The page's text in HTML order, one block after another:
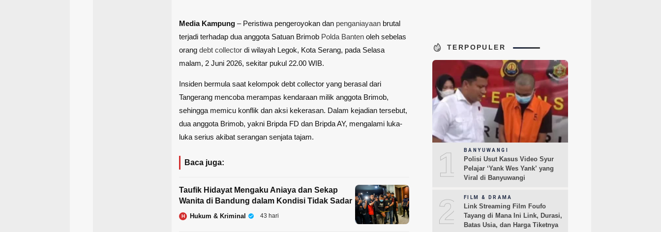
Media Kampung – Peristiwa pengeroyokan dan penganiayaan brutal
terjadi terhadap dua anggota Satuan Brimob Polda Banten oleh sebelas
orang debt collector di wilayah Legok, Kota Serang, pada Selasa
malam, 2 Juni 2026, sekitar pukul 22.00 WIB.
Insiden bermula saat kelompok debt collector yang berasal dari
Tangerang mencoba merampas kendaraan milik anggota Brimob,
sehingga memicu konflik dan aksi kekerasan. Dalam kejadian tersebut,
dua anggota Brimob, yakni Bripda FD dan Bripda AY, mengalami luka-
luka serius akibat serangan senjata tajam.
Baca juga:
Taufik Hidayat Mengaku Aniaya dan Sekap
Wanita di Bandung dalam Kondisi Tidak Sadar
H Hukum & Kriminal 43 hari
TERPOPULER
1 BANYUWANGI
Polisi Usut Kasus Video Syur
Pelajar ‘Yank Wes Yank’ yang
Viral di Banyuwangi
2 FILM & DRAMA
Link Streaming Film Foufo
Tayang di Mana Ini Link, Durasi,
Batas Usia, dan Harga Tiketnya